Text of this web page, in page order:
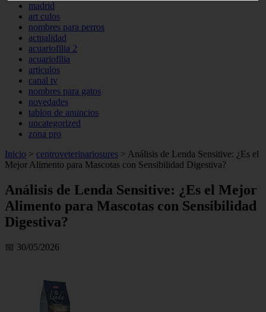
madrid
art culos
nombres para perros
actualidad
acuariofilia 2
acuariofilia
articulos
canal tv
nombres para gatos
novedades
tablon de anuncios
uncategorized
zona pro
Inicio > centroveterinariosures > Análisis de Lenda Sensitive: ¿Es el
Mejor Alimento para Mascotas con Sensibilidad Digestiva?
Análisis de Lenda Sensitive: ¿Es el Mejor
Alimento para Mascotas con Sensibilidad
Digestiva?
📅 30/05/2026